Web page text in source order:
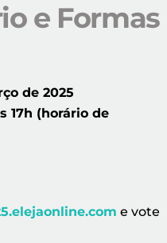
e Formas
de 2025
17h (horário de
e vote